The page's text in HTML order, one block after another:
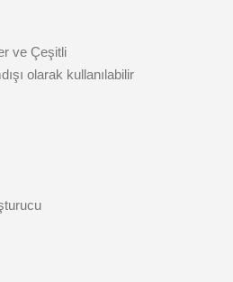
ve Çeşitli
olarak kullanılabilir